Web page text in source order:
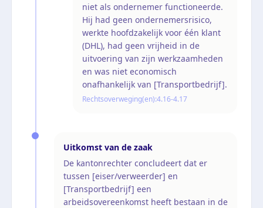
niet als ondernemer functioneerde.
Hij had geen ondernemersrisico,
werkte hoofdzakelijk voor één klant
(DHL), had geen vrijheid in de
uitvoering van zijn werkzaamheden
en was niet economisch
onafhankelijk van [Transportbedrijf].
Rechtsoverweging(en):4.16-4.17
Uitkomst van de zaak
De kantonrechter concludeert dat er
tussen [eiser/verweerder] en
[Transportbedrijf] een
arbeidsovereenkomst heeft bestaan in de